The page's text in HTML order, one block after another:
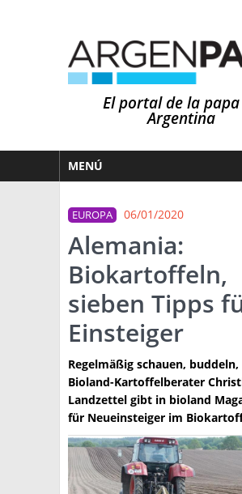
El portal de la
Argentina
MENÚ
MERCADOS
NOTICIAS
EN ESPAÑOL
OTROS IDIOMAS
CLIMA
PRONÓSTICO
LLUVIAS
ARGENTINA
TÉCNICA
PRODUCCION
CLASIFICADOS
INTERES GENERAL
EUROPA 06/01/2020
Alemania:
Biokartoffeln,
sieben Tipps
Einsteiger
Regelmäßig schauen, buddeln,
Bioland-Kartoffelberater
Landzettel gibt in bioland
für Neueinsteiger im